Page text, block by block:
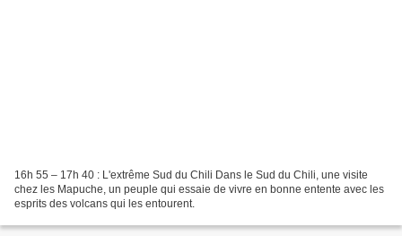
16h 55 – 17h 40 : L'extrême Sud du Chili Dans le Sud du Chili, une visite
chez les Mapuche, un peuple qui essaie de vivre en bonne entente avec les
esprits des volcans qui les entourent.